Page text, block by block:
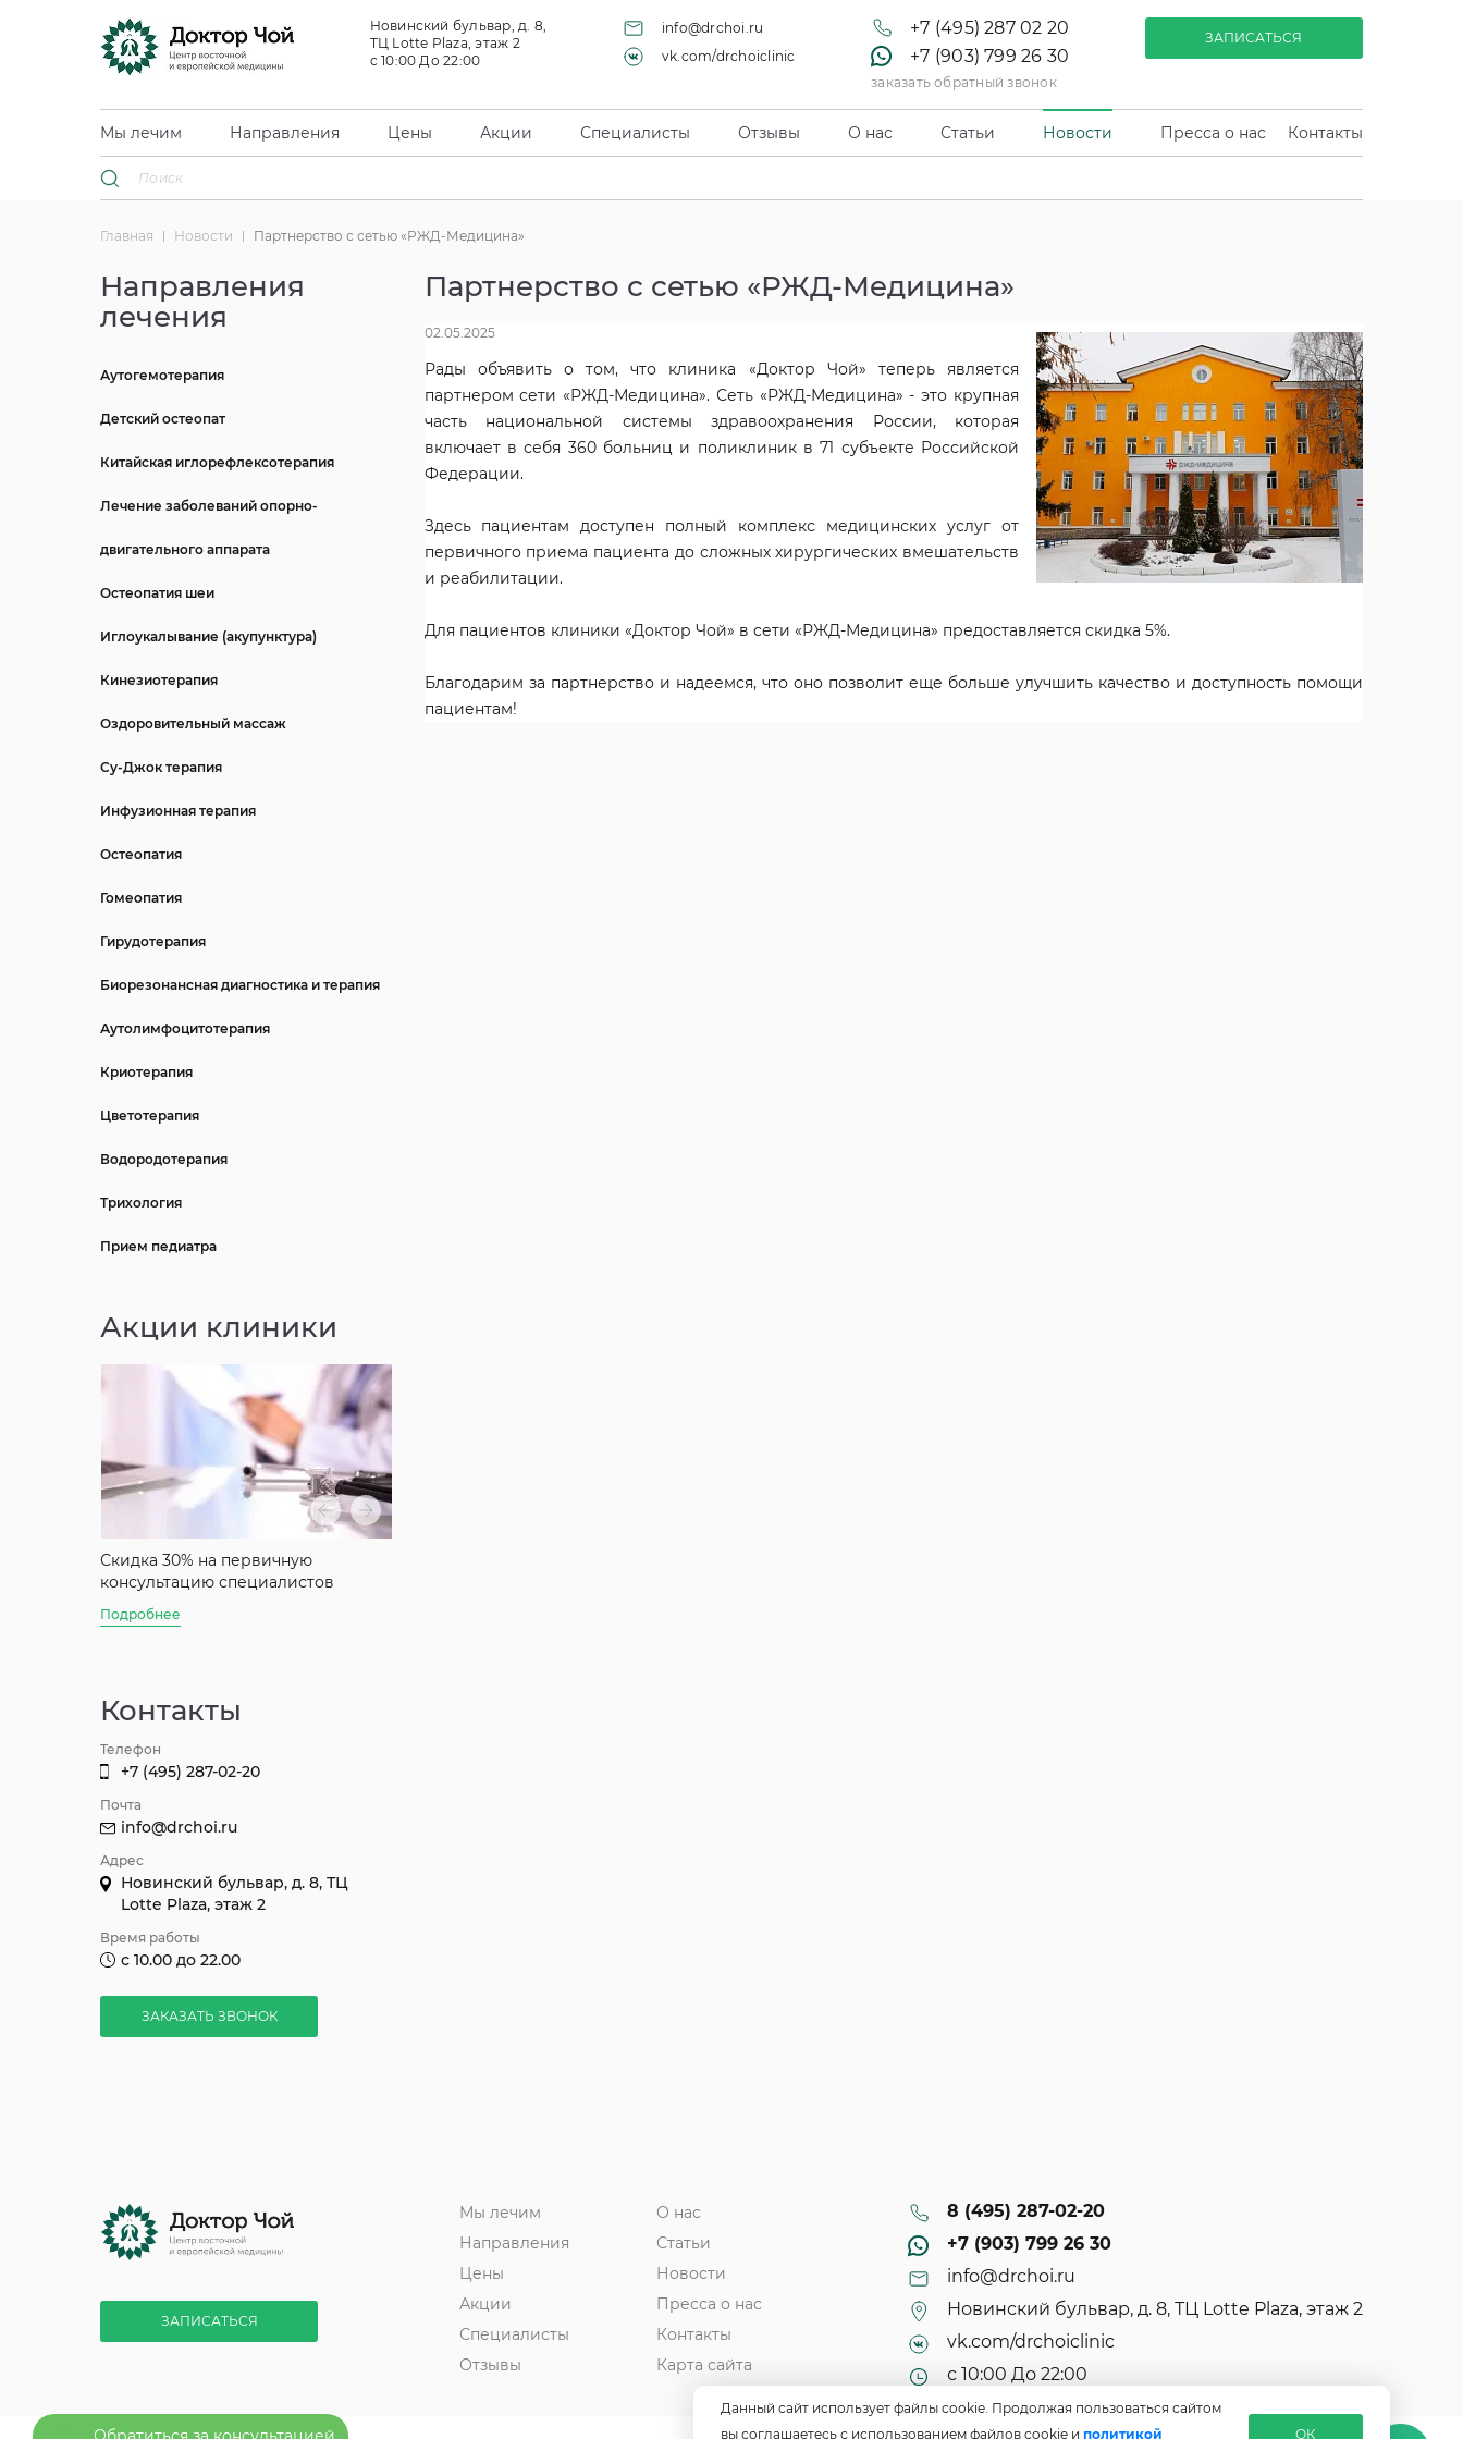
Новинский бульвар, д. 8,
ТЦ Lotte Plaza, этаж 2
с 10:00 До 22:00
info@drchoi.ru
vk.com/drchoiclinic
+7 (495) 287 02 20
+7 (903) 799 26 30
заказать обратный звонок
ЗАПИСАТЬСЯ
Мы лечим Направления Цены Акции Специалисты Отзывы О нас Статьи Новости Пресса о нас Контакты
Главная Новости Партнерство с сетью «РЖД-Медицина»
Направления
лечения
Аутогемотерапия
Детский остеопат
Китайская иглорефлексотерапия
Лечение заболеваний опорно-
двигательного аппарата
Остеопатия шеи
Иглоукалывание (акупунктура)
Кинезиотерапия
Оздоровительный массаж
Су-Джок терапия
Инфузионная терапия
Остеопатия
Гомеопатия
Гирудотерапия
Биорезонансная диагностика и терапия
Аутолимфоцитотерапия
Криотерапия
Цветотерапия
Водородотерапия
Трихология
Прием педиатра
Акции клиники
Скидка 30% на первичную
консультацию специалистов
Подробнее
Контакты
Телефон
+7 (495) 287-02-20
Почта
info@drchoi.ru
Адрес
Новинский бульвар, д. 8, ТЦ
Lotte Plaza, этаж 2
Время работы
с 10.00 до 22.00
ЗАКАЗАТЬ ЗВОНОК
Партнерство с сетью «РЖД-Медицина»
Данный сайт использует файлы cookie. Продолжая пользоваться сайтом
вы соглашаетесь с использованием файлов cookie и политикой ОК
02.05.2025
Рады объявить о том, что клиника «Доктор Чой» теперь является
партнером сети «РЖД-Медицина». Сеть «РЖД-Медицина» - это крупная
часть национальной системы здравоохранения России, которая
включает в себя 360 больниц и поликлиник в 71 субъекте Российской
Федерации.
Здесь пациентам доступен полный комплекс медицинских услуг от
первичного приема пациента до сложных хирургических вмешательств
и реабилитации.
Для пациентов клиники «Доктор Чой» в сети «РЖД-Медицина» предоставляется скидка 5%.
Благодарим за партнерство и надеемся, что оно позволит еще больше улучшить качество и доступность помощи
пациентам!
ЗАПИСАТЬСЯ
Мы лечим
Направления
Цены
Акции
Специалисты
Отзывы
О нас
Статьи
Новости
Пресса о нас
Контакты
Карта сайта
8 (495) 287-02-20
+7 (903) 799 26 30
info@drchoi.ru
Новинский бульвар, д. 8, ТЦ Lotte Plaza, этаж 2
vk.com/drchoiclinic
с 10:00 До 22:00